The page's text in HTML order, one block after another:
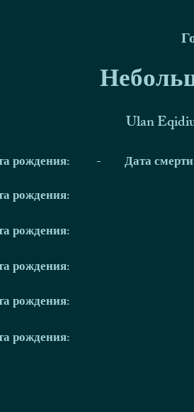
Ulan
рождения: -
Дата
рождения:
рождения:
рождения:
рождения:
рождения: